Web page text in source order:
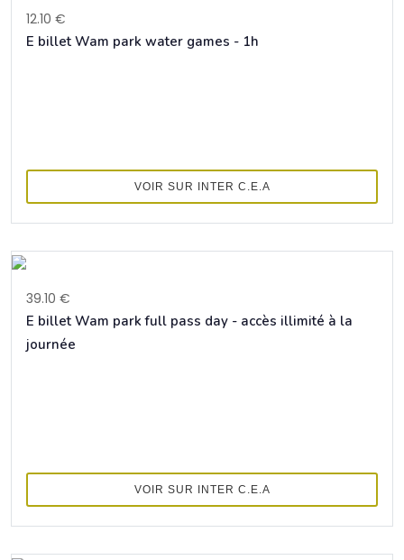
12.10 €
E billet Wam park water games - 1h
VOIR SUR INTER C.E.A
39.10 €
E billet Wam park full pass day - accès illimité à la
journée
VOIR SUR INTER C.E.A